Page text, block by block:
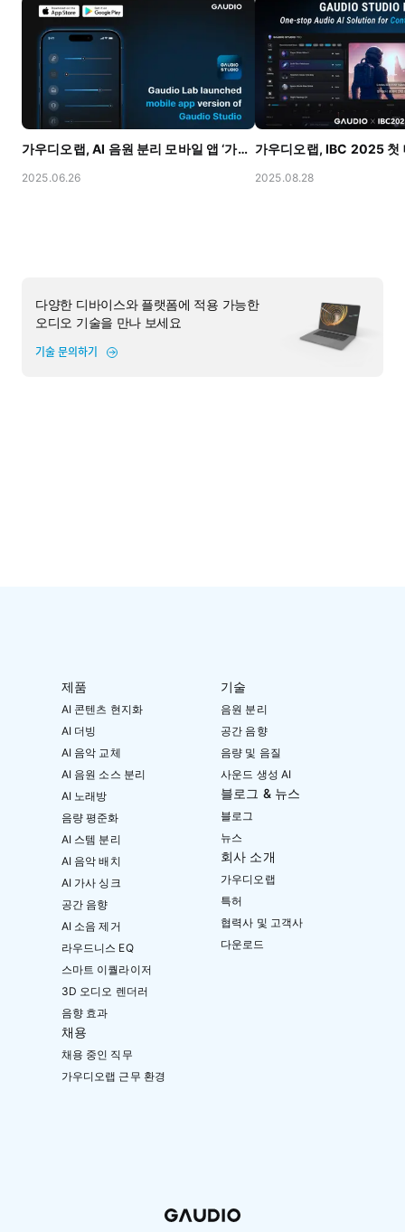
가우디오랩, AI 음원 분리 모바일 앱 ‘가우디오 스튜디오’ 출시
2025.06.26 2025.08.28
다양한 디바이스와 플랫폼에 적용 가능한
오디오 기술을 만나 보세요
기술 문의하기
제품
AI 콘텐츠 현지화
AI 더빙
AI 음악 교체
AI 음원 소스 분리
AI 노래방
음량 평준화
AI 스템 분리
AI 음악 배치
AI 가사 싱크
공간 음향
AI 소음 제거
라우드니스 EQ
스마트 이퀄라이저
3D 오디오 렌더러
음향 효과
채용
채용 중인 직무
가우디오랩 근무 환경
기술
음원 분리
공간 음향
음량 및 음질
사운드 생성 AI
블로그 & 뉴스
블로그
뉴스
회사 소개
가우디오랩
특허
협력사 및 고객사
다운로드